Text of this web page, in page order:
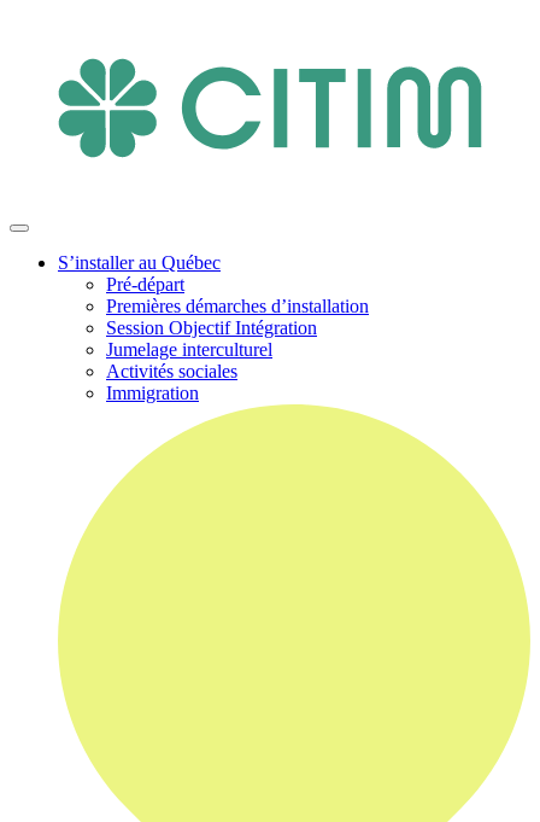
S’installer au Québec
Pré-départ
Premières démarches d’installation
Session Objectif Intégration
Jumelage interculturel
Activités sociales
Immigration